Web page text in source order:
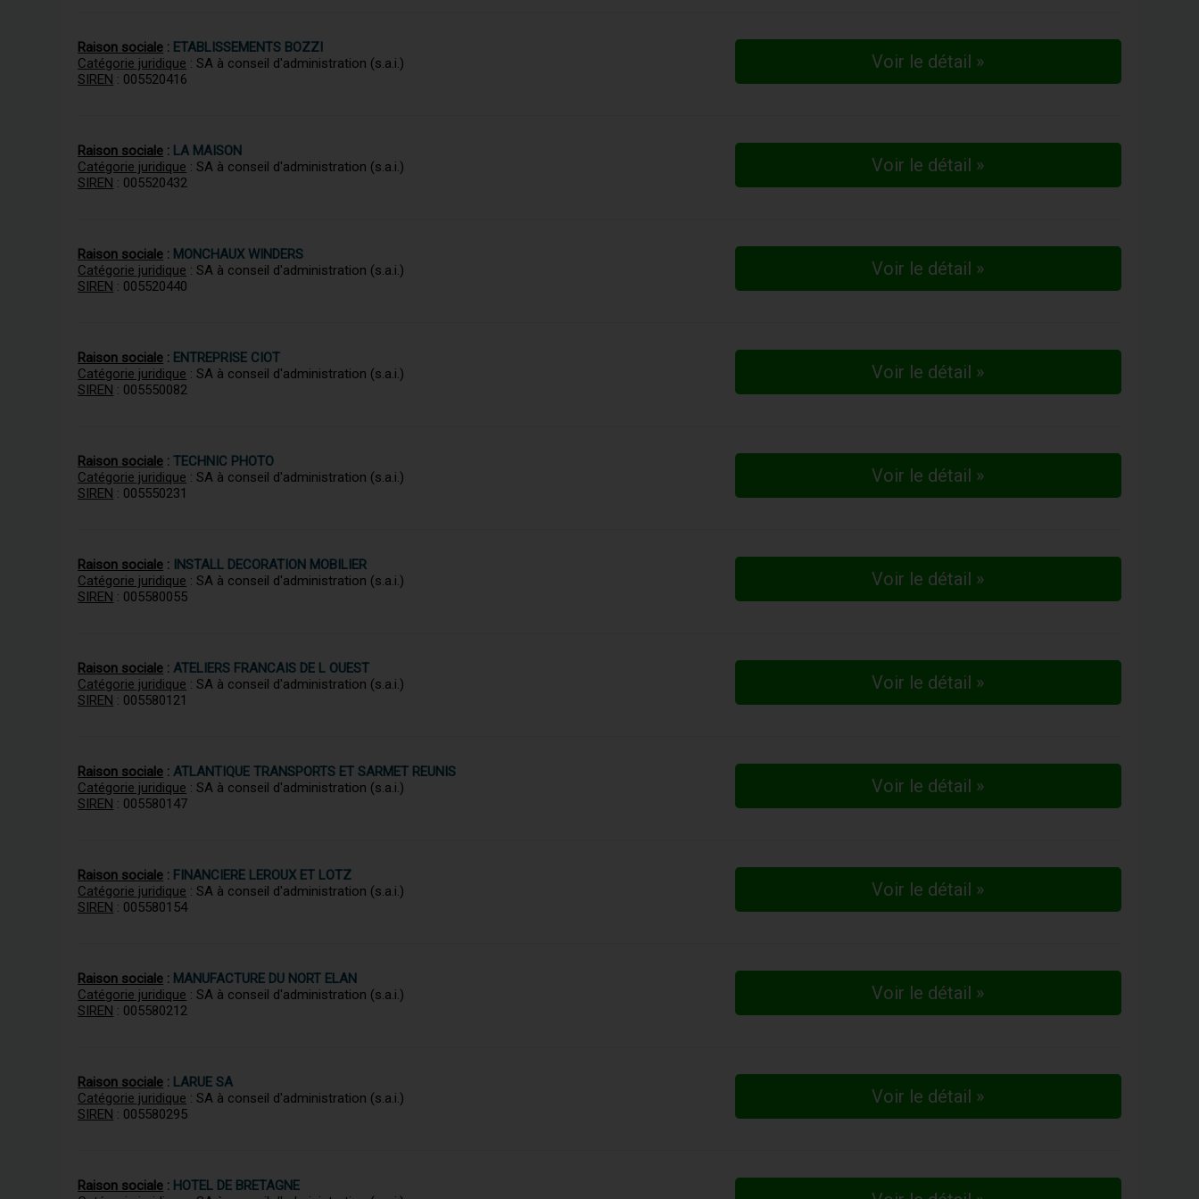
Raison sociale : ETABLISSEMENTS BOZZI
Catégorie juridique : SA à conseil d'administration (s.a.i.)
SIREN : 005520416
Voir le détail »
Raison sociale : LA MAISON
Catégorie juridique : SA à conseil d'administration (s.a.i.)
SIREN : 005520432
Voir le détail »
Raison sociale : MONCHAUX WINDERS
Catégorie juridique : SA à conseil d'administration (s.a.i.)
SIREN : 005520440
Voir le détail »
Raison sociale : ENTREPRISE CIOT
Catégorie juridique : SA à conseil d'administration (s.a.i.)
SIREN : 005550082
Voir le détail »
Raison sociale :TECHNIC PHOTO
Catégorie juridique : SA à conseil d'administration (s.a.i.)
SIREN : 005550231
Voir le détail »
Raison sociale : INSTALL DECORATION MOBILIER
Catégorie juridique : SA à conseil d'administration (s.a.i.)
SIREN : 005580055
Voir le détail »
Raison sociale :ATELIERS FRANCAIS DE L OUEST
Catégorie juridique : SA à conseil d'administration (s.a.i.)
SIREN : 005580121
Voir le détail »
Raison sociale :ATLANTIQUE TRANSPORTS ET SARMET REUNIS
Catégorie juridique : SA à conseil d'administration (s.a.i.)
SIREN : 005580147
Voir le détail »
Raison sociale : FINANCIERE LEROUX ET LOTZ
Catégorie juridique : SA à conseil d'administration (s.a.i.)
SIREN : 005580154
Voir le détail »
Raison sociale : MANUFACTURE DU NORT ELAN
Catégorie juridique : SA à conseil d'administration (s.a.i.)
SIREN : 005580212
Voir le détail »
Raison sociale : LARUE SA
Catégorie juridique : SA à conseil d'administration (s.a.i.)
SIREN : 005580295
Voir le détail »
Raison sociale : HOTEL DE BRETAGNE